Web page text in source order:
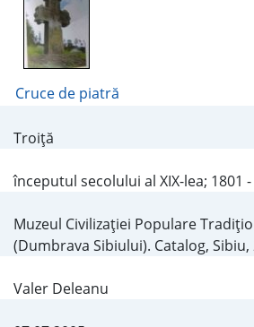
Cruce de piatră
Troiţă
începutul secolului al XIX-lea; 1801
Muzeul Civilizaţiei Populare
(Dumbrava Sibiului). Catalog, Sibiu,
Valer Deleanu